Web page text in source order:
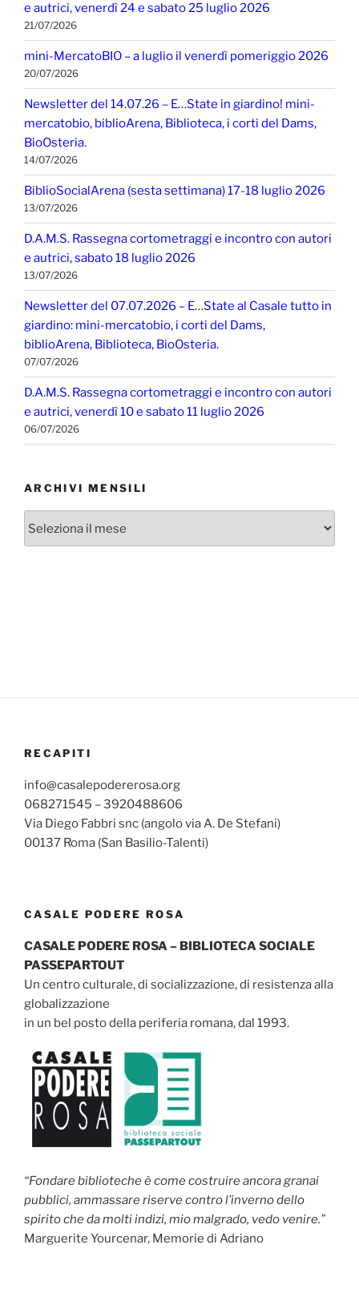
e autrici, venerdì 24 e sabato 25 luglio 2026
21/07/2026
mini-MercatoBIO – a luglio il venerdì pomeriggio 2026
20/07/2026
Newsletter del 14.07.26 – E…State in giardino! mini-
mercatobio, biblioArena, Biblioteca, i corti del Dams,
BioOsteria.
14/07/2026
BiblioSocialArena (sesta settimana) 17-18 luglio 2026
13/07/2026
D.A.M.S. Rassegna cortometraggi e incontro con autori
e autrici, sabato 18 luglio 2026
13/07/2026
Newsletter del 07.07.2026 – E…State al Casale tutto in
giardino: mini-mercatobio, i corti del Dams,
biblioArena, Biblioteca, BioOsteria.
07/07/2026
D.A.M.S. Rassegna cortometraggi e incontro con autori
e autrici, venerdì 10 e sabato 11 luglio 2026
06/07/2026
ARCHIVI MENSILI
RECAPITI
info@casalepodererosa.org
068271545 – 3920488606
Via Diego Fabbri snc (angolo via A. De Stefani)
00137 Roma (San Basilio-Talenti)
CASALE PODERE ROSA
CASALE PODERE ROSA – BIBLIOTECA SOCIALE
PASSEPARTOUT
Un centro culturale, di socializzazione, di resistenza alla
globalizzazione
in un bel posto della periferia romana, dal 1993.
“Fondare biblioteche è come costruire ancora granai
pubblici, ammassare riserve contro l’inverno dello
spirito che da molti indizi, mio malgrado, vedo venire.”
Marguerite Yourcenar, Memorie di Adriano